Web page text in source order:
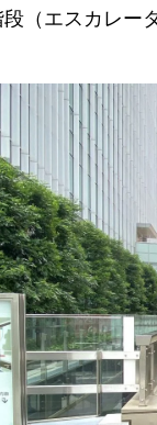
（エスカレー